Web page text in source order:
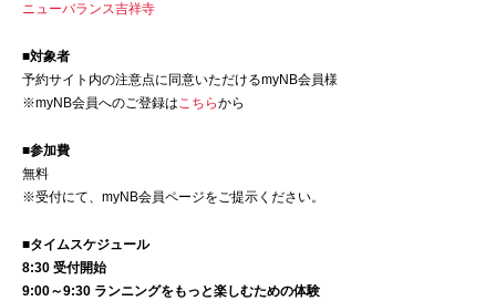
ニューバランス吉祥寺
■対象者
予約サイト内の注意点に同意いただけるmyNB会員様
※myNB会員へのご登録はこちらから
■参加費
無料
※受付にて、myNB会員ページをご提示ください。
■タイムスケジュール
8:30 受付開始
9:00～9:30 ランニングをもっと楽しむための体験